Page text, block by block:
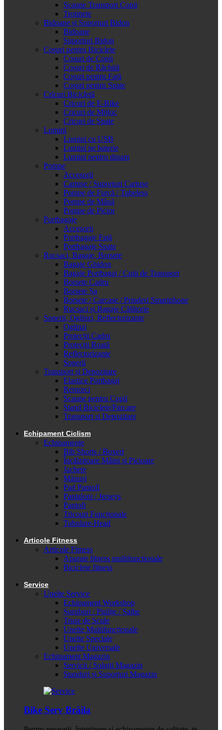
Scaune Transport Copii
Trotinete
Bidoane și Suporturi Bidon
Bidoane
Suporturi Bidon
Coșuri pentru Biciclete
Cosuri de Copii
Coșuri de Răchită
Coșuri pentru Față
Coșuri pentru Spate
Cricuri Bicicletă
Cricuri de E-Bike
Cricuri de Mijloc
Cricuri de Spate
Lumini
Lumini cu USB
Lumini pe baterie
Lumini pentru dinam
Pompe
Accesorii
Cartușe / Suporturi Cartușe
Pompe de Furcă / Tubeless
Pompe de Mână
Pompe de Picior
Portbagaje
Accesorii
Portbagaje Față
Portbagaje Spate
Rucsaci, Bagaje, Borsete
Bagaje Ghidon
Bagaje Portbagaj / Cutii de Transport
Borsete Cadru
Borsete Șa
Borsete / Carcase / Prinderi Smartphone
Rucsaci și Bagaje Călătorie
Sonerii, Oglinzi, Reflectorizante
Oglinzi
Protecții Cadru
Protecții Roată
Reflectorizante
Sonerii
Transport și Depozitare
Elastice Portbagaj
Remorci
Scaune pentru Copii
Stand Biciclete/Parcare
Transport si Depozitare
Echipament Ciclism
Echipamente
Bib Shorts / Boxeri
Încălzitoare Mâini și Picioare
Jachete
Mănuși
Pad Pantofi
Pantaloni / Jerseys
Pantofi
Tricouri Funcționale
Tubulare-Head
Articole Fitness
Articole Fitness
Aparate fitness multifunctionale
Biciclete fitness
Service
Unelte Service
Echipament Workshop
Șuruburi / Piulițe / Șaibe
Truse de Scule
Unelte Multifuncționale
Unelte Speciale
Unelte Universale
Echipament Magazin
Servicii / Soluții Magazin
Standuri și Suporturi Magazin
Bike Serv Brăila